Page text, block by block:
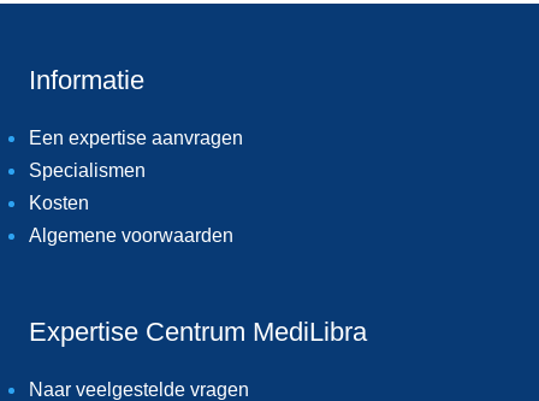
Informatie
Een expertise aanvragen
Specialismen
Kosten
Algemene voorwaarden
Expertise Centrum MediLibra
Naar veelgestelde vragen